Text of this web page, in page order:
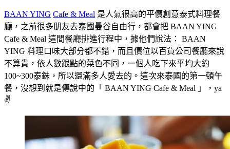
BAAN YING Cafe & Meal 是人氣很高的平價創意泰式料理餐
廳，之前很多朋友去泰國曼谷自由行，都會把 BAAN YING
Cafe & Meal 這間餐廳排進行程中，據他們說法： BAAN
YING 料理口味大部分都不錯，而且價位以百貨公司餐廳來說
不算貴，依人數跟點的菜色不同，一個人吃下來平均大約
100~300泰銖，所以還滿多人愛去的。這次來泰國的第一頓午
餐，沒想到就是傳說中的「 BAAN YING Cafe & Meal 」，ya
✌️